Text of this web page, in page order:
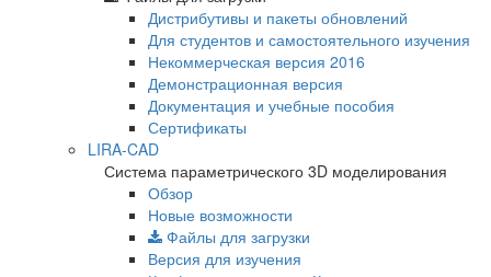
Дистрибутивы и пакеты обновлений
Для студентов и самостоятельного изучения
Некоммерческая версия 2016
Демонстрационная версия
Документация и учебные пособия
Сертификаты
LIRA-CAD
Система параметрического 3D моделирования
Обзор
Новые возможности
Файлы для загрузки
Версия для изучения